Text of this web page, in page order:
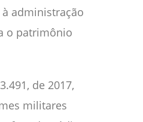
administração
o patrimônio
de 2017,
militares